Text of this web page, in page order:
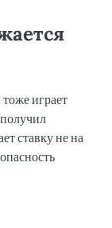
играет
ставку не на